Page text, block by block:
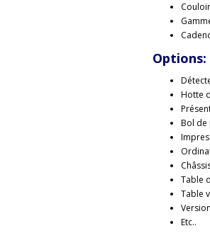
Options:
Hotte
Bol de
Table
Table
Etc..